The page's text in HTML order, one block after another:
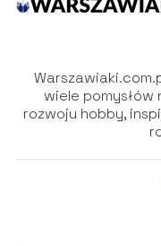
wiele pomysłów
rozwoju hobby,